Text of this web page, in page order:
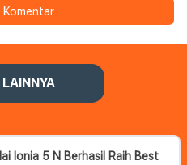
Komentar
LAINNYA
Ionia 5 N Berhasil Raih Best